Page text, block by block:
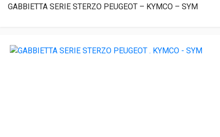
GABBIETTA SERIE STERZO PEUGEOT – KYMCO – SYM